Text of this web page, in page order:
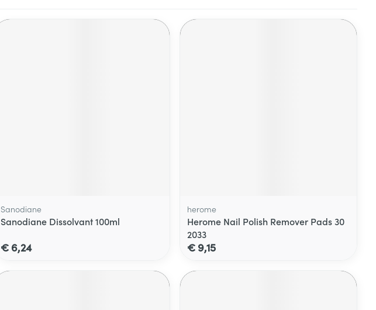
Sanodiane
Sanodiane Dissolvant 100ml
€ 6,24
herome
Herome Nail Polish Remover Pads 30
2033
€ 9,15